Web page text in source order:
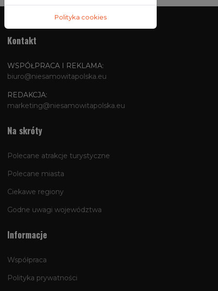
Kontakt
WSPÓŁPRACA I REKLAMA:
biuro@niesamowitapolska.eu
REDAKCJA:
marketing@niesamowitapolska.eu
Na skróty
Polecane atrakcje turystyczne
Polecane miasta
Ciekawe regiony
Godne uwagi województwa
Informacje
Współpraca
Polityka prywatności
Polityka cookies